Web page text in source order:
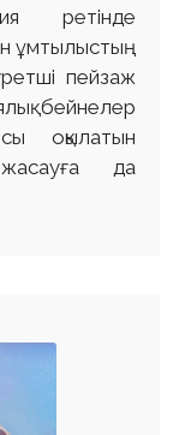
ретінде
ұмтылыстың
пейзаж
бейнелер
оқылатын
да